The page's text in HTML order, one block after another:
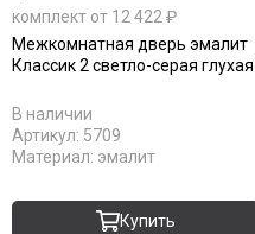
комплект от 12 422 ₽
Межкомнатная дверь эмалит
Классик 2 светло-серая глухая
В наличии
Артикул: 5709
Материал: эмалит
Купить